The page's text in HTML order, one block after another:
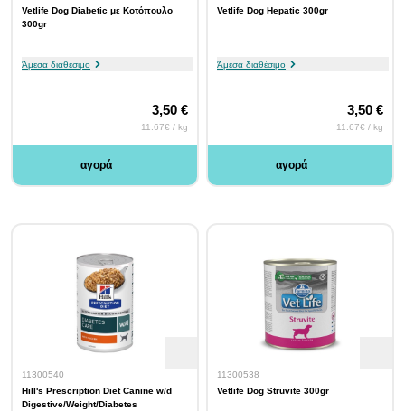
Vetlife Dog Diabetic με Κοτόπουλο
300gr
Άμεσα διαθέσιμο
3,50 €
11.67€ / kg
αγορά
Vetlife Dog Hepatic 300gr
Άμεσα διαθέσιμο
3,50 €
11.67€ / kg
αγορά
11300540
Hill's Prescription Diet Canine w/d
Digestive/Weight/Diabetes
11300538
Vetlife Dog Struvite 300gr